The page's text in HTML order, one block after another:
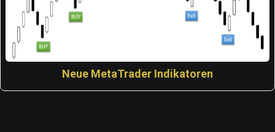
Neue MetaTrader Indikatoren